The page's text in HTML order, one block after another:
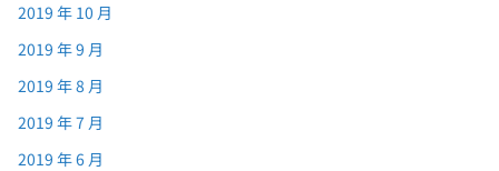
2019 年 10 月
2019 年 9 月
2019 年 8 月
2019 年 7 月
2019 年 6 月